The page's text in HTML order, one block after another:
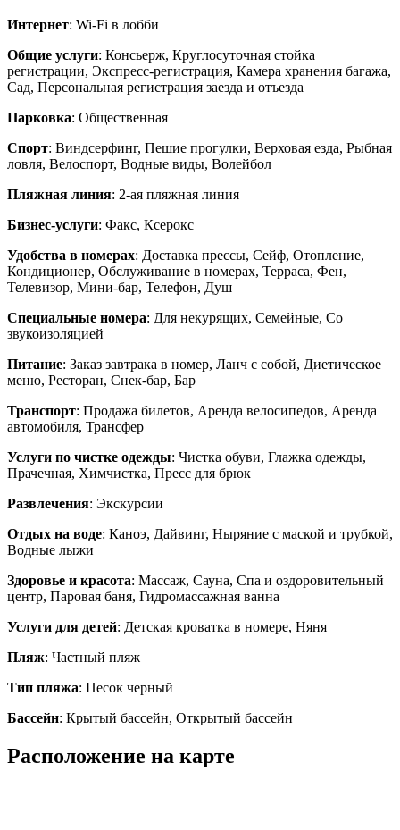
Интернет: Wi-Fi в лобби
Общие услуги: Консьерж, Круглосуточная стойка
регистрации, Экспресс-регистрация, Камера хранения багажа,
Сад, Персональная регистрация заезда и отъезда
Парковка: Общественная
Спорт: Виндсерфинг, Пешие прогулки, Верховая езда, Рыбная
ловля, Велоспорт, Водные виды, Волейбол
Пляжная линия: 2-ая пляжная линия
Бизнес-услуги: Факс, Ксерокс
Удобства в номерах: Доставка прессы, Сейф, Отопление,
Кондиционер, Обслуживание в номерах, Терраса, Фен,
Телевизор, Мини-бар, Телефон, Душ
Специальные номера: Для некурящих, Семейные, Со
звукоизоляцией
Питание: Заказ завтрака в номер, Ланч с собой, Диетическое
меню, Ресторан, Снек-бар, Бар
Транспорт: Продажа билетов, Аренда велосипедов, Аренда
автомобиля, Трансфер
Услуги по чистке одежды: Чистка обуви, Глажка одежды,
Прачечная, Химчистка, Пресс для брюк
Развлечения: Экскурсии
Отдых на воде: Каноэ, Дайвинг, Ныряние с маской и трубкой,
Водные лыжи
Здоровье и красота: Массаж, Сауна, Спа и оздоровительный
центр, Паровая баня, Гидромассажная ванна
Услуги для детей: Детская кроватка в номере, Няня
Пляж: Частный пляж
Тип пляжа: Песок черный
Бассейн: Крытый бассейн, Открытый бассейн
Расположение на карте